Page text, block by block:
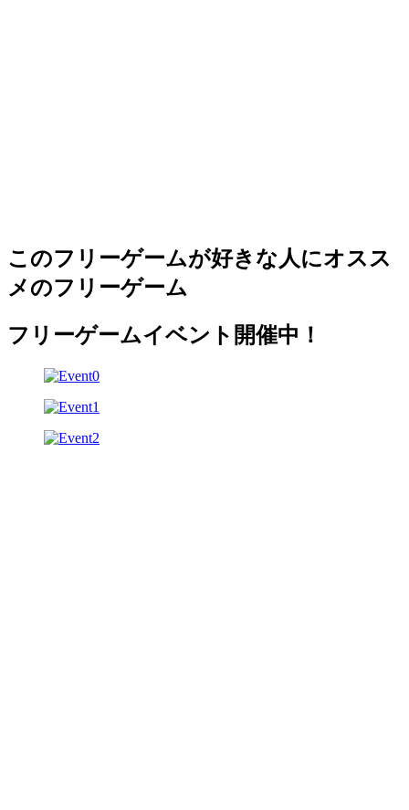
このフリーゲームが好きな人にオスス
メのフリーゲーム
フリーゲームイベント開催中！